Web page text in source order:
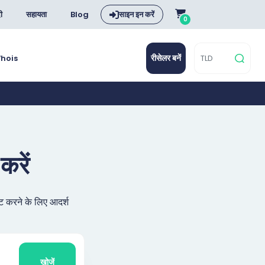
सहायता Blog साइन इन करें 0
रीसेलर बनें
करने के लिए आदर्श
खोजें